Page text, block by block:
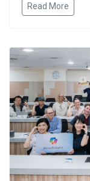
Read More